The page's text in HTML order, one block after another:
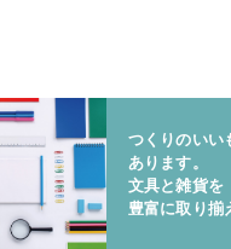
つくりのいい
あります。
文具と雑貨を
豊富に取り揃